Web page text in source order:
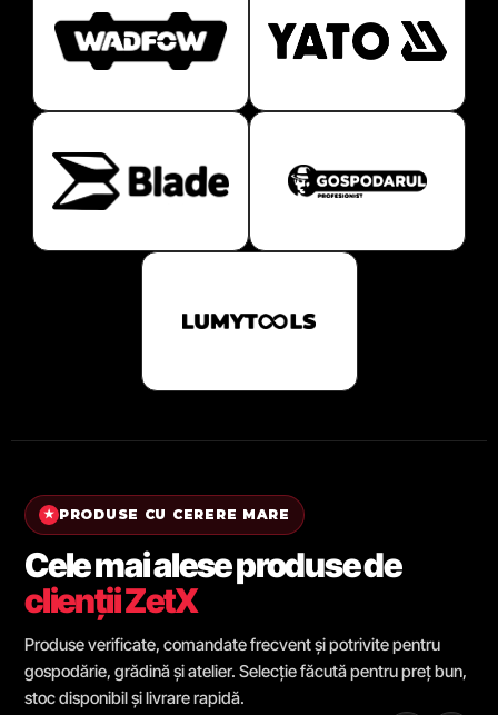
★ PRODUSE CU CERERE MARE
Cele mai alese produse de
clienții ZetX
Produse verificate, comandate frecvent și potrivite pentru
gospodărie, grădină și atelier. Selecție făcută pentru preț bun,
stoc disponibil și livrare rapidă.